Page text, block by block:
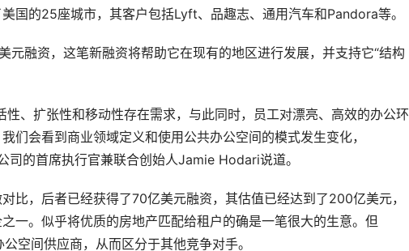
国的25座城市，其客户包括Lyft、品趣志、通用汽车和Pandora等。
资，这笔新融资将帮助它在现有的地区进行发展，并支持它“结构
、扩张性和移动性存在需求，与此同时，员工对漂亮、高效的办公环
们会看到商业领域定义和使用公共办公空间的模式发生变化，
司的首席执行官兼联合创始人Jamie Hodari说道。
，后者已经获得了70亿美元融资，其估值已经达到了200亿美元，
一。似乎将优质的房地产匹配给租户的确是一笔很大的生意。但
空间供应商，从而区分于其他竞争对手。